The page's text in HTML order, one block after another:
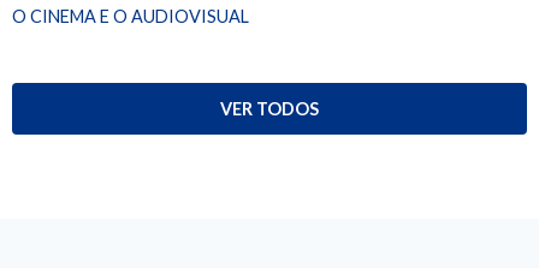
O CINEMA E O AUDIOVISUAL
VER TODOS